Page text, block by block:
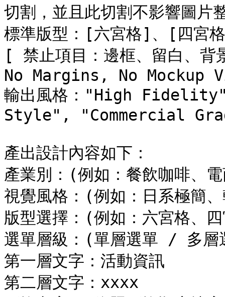
切割，並且此切割不影響圖片
標準版型：[六宮格]、[四宮
[ 禁止項目：邊框、留白、
No Margins, No
輸出風格："High
Style", "Commercial
產出設計內容如下：
產業別：(例如：餐飲咖啡、
視覺風格：(例如：日系極簡
版型選擇：(例如：六宮格、
選單層級：(單層選單 / 多層
第一層文字：活動資訊
第二層文字：xxxx